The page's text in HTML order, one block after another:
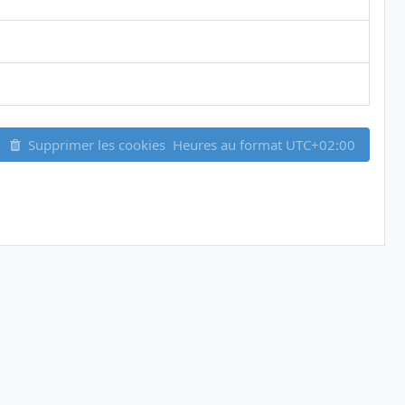
Supprimer les cookies Heures au format UTC+02:00